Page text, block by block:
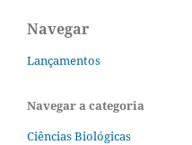
Navegar
Lançamentos
Navegar a categoria
Ciências Biológicas